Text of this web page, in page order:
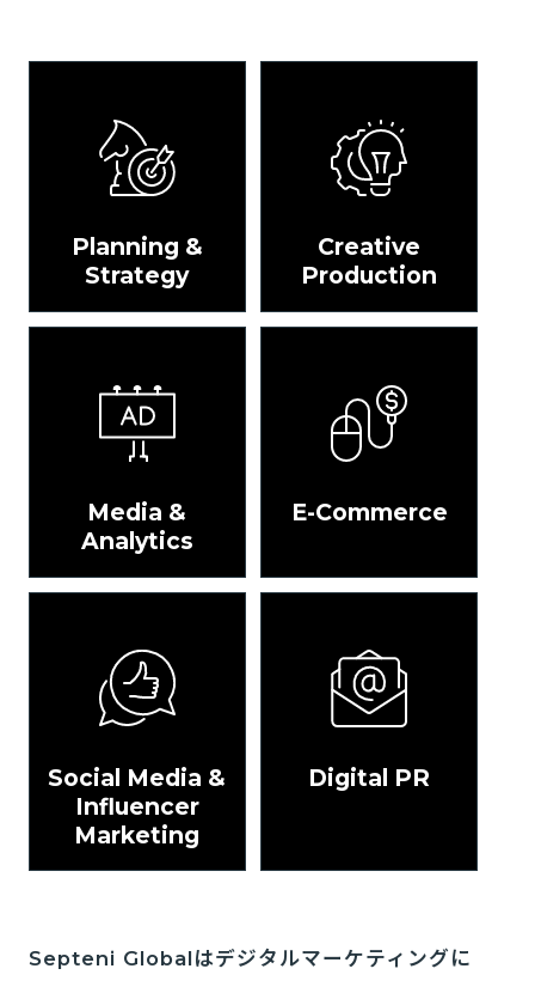
Planning &
Strategy
Creative
Production
Media &
Analytics
E-Commerce
Social Media &
Influencer
Marketing
Digital PR
Septeni Globalはデジタルマーケティングに